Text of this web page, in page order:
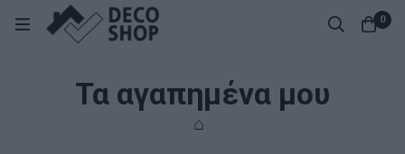
0
Τα αγαπημένα μου
⌂